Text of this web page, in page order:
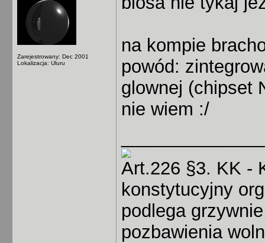
Zarejestrowany: Dec 2001
Lokalizacja: Uluru
na kompie
powód:
glownej (chipset
nie wiem :/
Art.226 §3. KK -
konstytucyjny
podlega
pozbawienia